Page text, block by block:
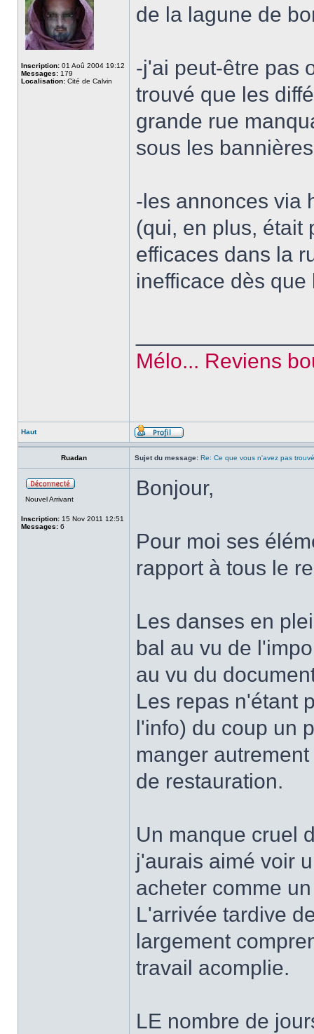
Inscription: 01 Aoû 2004 19:12
Messages: 179
Localisation: Cité de Calvin
de la lagune de
-j'ai peut-être pas
trouvé que les
grande rue
sous les
-les annonces via
(qui, en plus, était
efficaces dans la
inefficace dès
Mélo... Reviens
Haut
Ruadan Sujet du message: Re: Ce que vous n'avez pas
Nouvel Arrivant
Inscription: 15 Nov 2011 12:51
Messages: 6
Bonjour,
Pour moi ses
rapport à tous le
Les danses en
bal au vu de
au vu du
Les repas n'étant
l'info) du coup un
manger
de restauration.
Un manque cruel
j'aurais aimé voir
acheter comme
L'arrivée tardive
largement
travail acomplie.
LE nombre de